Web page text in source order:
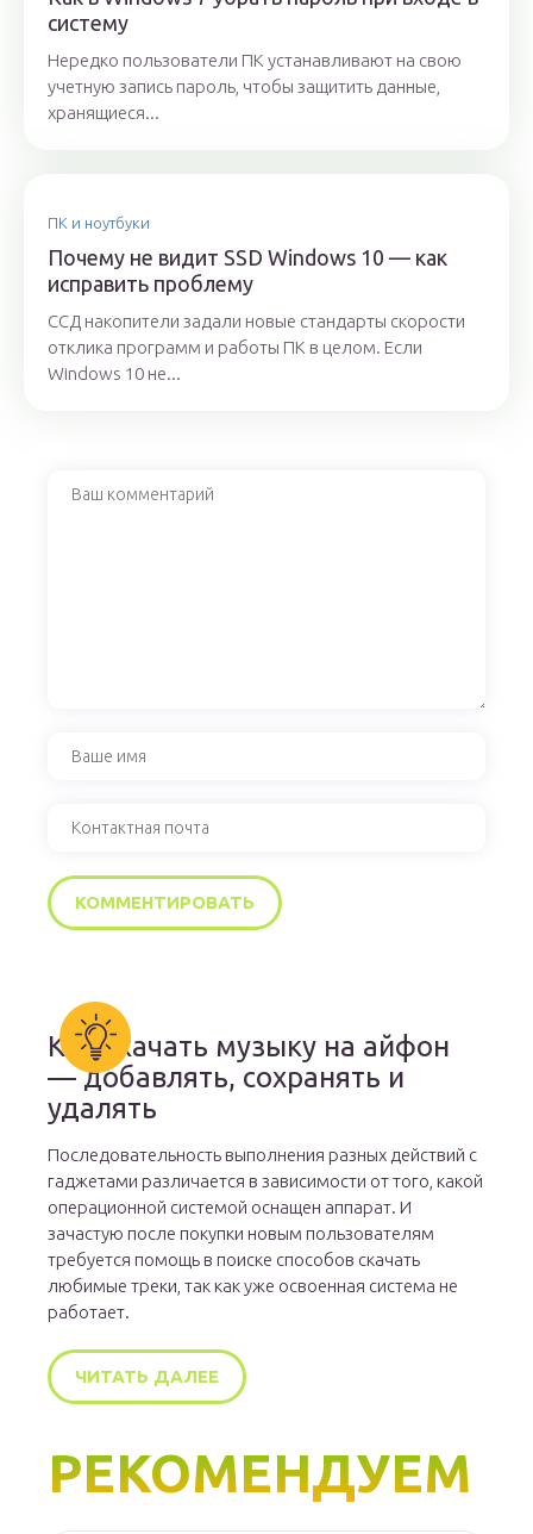
систему
Нередко пользователи ПК устанавливают на свою
учетную запись пароль, чтобы защитить данные,
хранящиеся...
ПК и ноутбуки
Почему не видит SSD Windows 10 — как
исправить проблему
ССД накопители задали новые стандарты скорости
отклика программ и работы ПК в целом. Если
Windows 10 не...
Как скачать музыку на айфон
— добавлять, сохранять и
удалять
Последовательность выполнения разных действий с
гаджетами различается в зависимости от того, какой
операционной системой оснащен аппарат. И
зачастую после покупки новым пользователям
требуется помощь в поиске способов скачать
любимые треки, так как уже освоенная система не
работает.
ЧИТАТЬ ДАЛЕЕ
РЕКОМЕНДУЕМ